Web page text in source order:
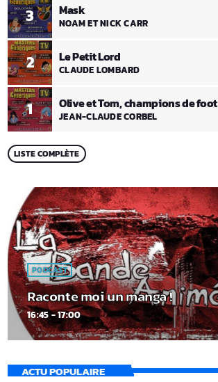
1 Olive et Tom, champions de foot
JEAN-CLAUDE CORBEL
2 Le Petit Lord
CLAUDE LOMBARD
3 Mask
NOAM ET NICK CARR
LISTE COMPLÈTE
PODCAST
Raconte moi un manga !
16:45 - 17:00
ACTU POPULAIRE